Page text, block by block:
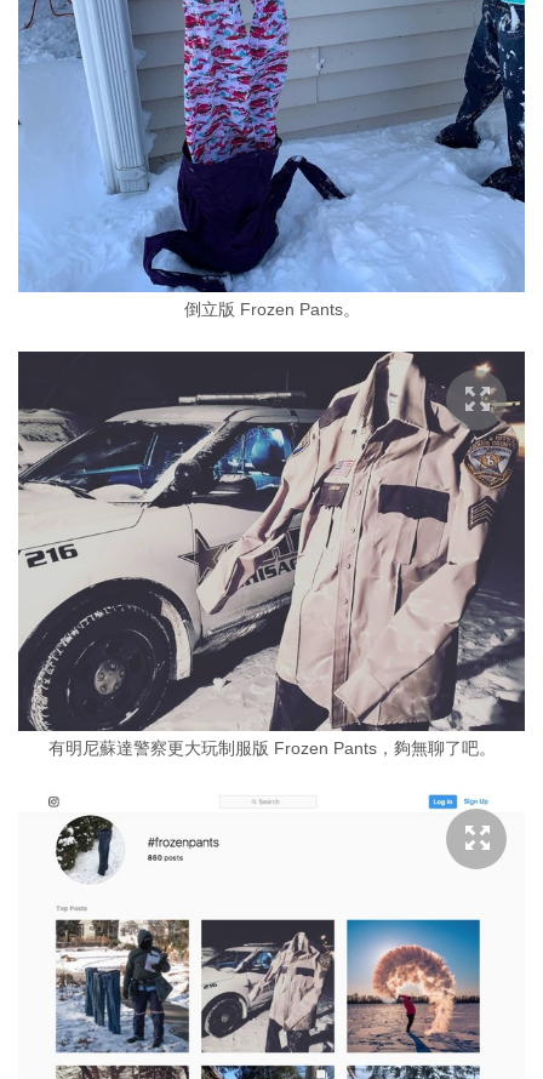
倒立版 Frozen Pants。
有明尼蘇達警察更大玩制服版 Frozen Pants，夠無聊了吧。